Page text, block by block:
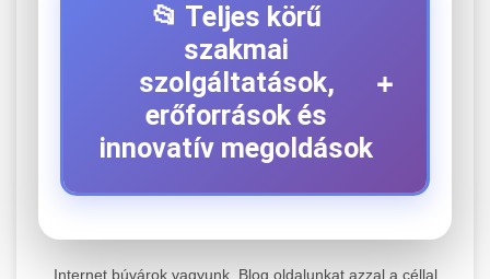
📂 Teljes körű
szakmai
szolgáltatások,
erőforrások és
innovatív megoldások
+
+
Internet búvárok vagyunk. Blog oldalunkat azzal a céllal